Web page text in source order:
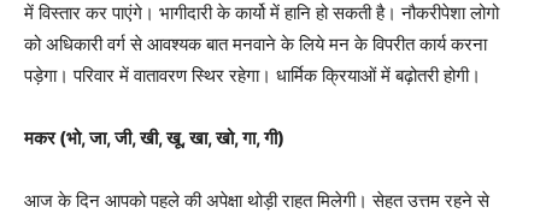
में विस्तार कर पाएंगे। भागीदारी के कार्यो में हानि हो सकती है। नौकरीपेशा लोगो
को अधिकारी वर्ग से आवश्यक बात मनवाने के लिये मन के विपरीत कार्य करना
पड़ेगा। परिवार में वातावरण स्थिर रहेगा। धार्मिक क्रियाओं में बढ़ोतरी होगी।
मकर (भो, जा, जी, खी, खू, खा, खो, गा, गी)
आज के दिन आपको पहले की अपेक्षा थोड़ी राहत मिलेगी। सेहत उत्तम रहने से